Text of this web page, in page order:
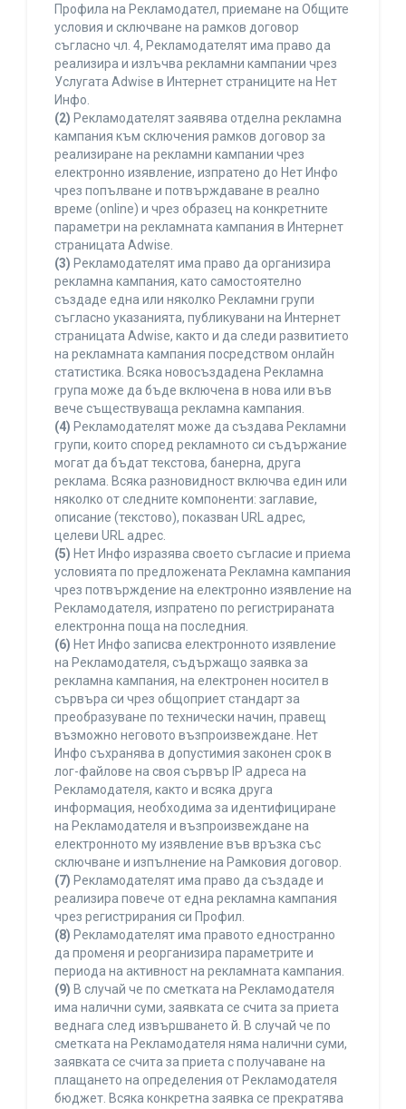
Профила на Рекламодател, приемане на Общите
условия и сключване на рамков договор
съгласно чл. 4, Рекламодателят има право да
реализира и излъчва рекламни кампании чрез
Услугата Adwise в Интернет страниците на Нет
Инфо.
(2) Рекламодателят заявява отделна рекламна
кампания към сключения рамков договор за
реализиране на рекламни кампании чрез
електронно изявление, изпратено до Нет Инфо
чрез попълване и потвърждаване в реално
време (online) и чрез образец на конкретните
параметри на рекламната кампания в Интернет
страницата Adwise.
(3) Рекламодателят има право да организира
рекламна кампания, като самостоятелно
създаде една или няколко Рекламни групи
съгласно указанията, публикувани на Интернет
страницата Adwise, както и да следи развитието
на рекламната кампания посредством онлайн
статистика. Всяка новосъздадена Рекламна
група може да бъде включена в нова или във
вече съществуваща рекламна кампания.
(4) Рекламодателят може да създава Рекламни
групи, които според рекламното си съдържание
могат да бъдат текстова, банерна, друга
реклама. Всяка разновидност включва един или
няколко от следните компоненти: заглавие,
описание (текстово), показван URL адрес,
целеви URL адрес.
(5) Нет Инфо изразява своето съгласие и приема
условията по предложената Рекламна кампания
чрез потвърждение на електронно изявление на
Рекламодателя, изпратено по регистрираната
електронна поща на последния.
(6) Нет Инфо записва електронното изявление
на Рекламодателя, съдържащо заявка за
рекламна кампания, на електронен носител в
сървъра си чрез общоприет стандарт за
преобразуване по технически начин, правещ
възможно неговото възпроизвеждане. Нет
Инфо съхранява в допустимия законен срок в
лог-файлове на своя сървър IP адреса на
Рекламодателя, както и всяка друга
информация, необходима за идентифициране
на Рекламодателя и възпроизвеждане на
електронното му изявление във връзка със
сключване и изпълнение на Рамковия договор.
(7) Рекламодателят има право да създаде и
реализира повече от една рекламна кампания
чрез регистрирания си Профил.
(8) Рекламодателят има правото едностранно
да променя и реорганизира параметрите и
периода на активност на рекламната кампания.
(9) В случай че по сметката на Рекламодателя
има налични суми, заявката се счита за приета
веднага след извършването й. В случай че по
сметката на Рекламодателя няма налични суми,
заявката се счита за приета с получаване на
плащането на определения от Рекламодателя
бюджет. Всяка конкретна заявка се прекратява